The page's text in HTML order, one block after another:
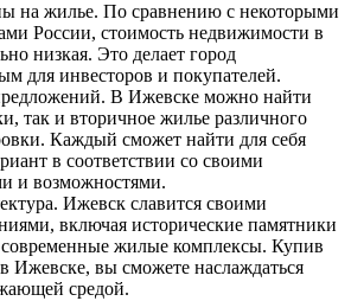
на жилье. По сравнению с некоторыми
России, стоимость недвижимости в
низкая. Это делает город
для инвесторов и покупателей.
В Ижевске можно найти
так и вторичное жилье различного
Каждый сможет найти для себя
в соответствии со своими
и возможностями.
Ижевск славится своими
включая исторические памятники
жилые комплексы. Купив
Ижевске, вы сможете наслаждаться
средой.